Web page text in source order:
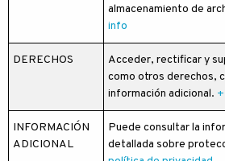
almacenamiento de
info
DERECHOS
Acceder, rectificar y
como otros derechos,
información adicional.
INFORMACIÓN
ADICIONAL
Puede consultar la
detallada sobre